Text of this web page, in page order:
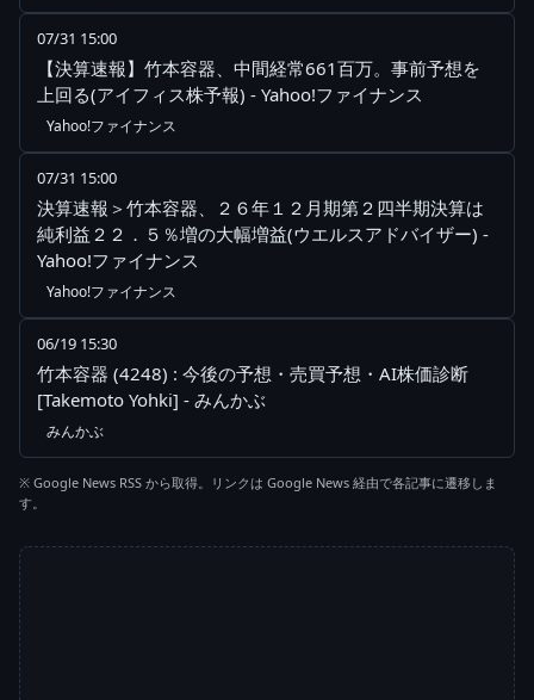
07/31 15:00
【決算速報】竹本容器、中間経常661百万。事前予想を
上回る(アイフィス株予報) - Yahoo!ファイナンス
Yahoo!ファイナンス
07/31 15:00
決算速報＞竹本容器、２６年１２月期第２四半期決算は
純利益２２．５％増の大幅増益(ウエルスアドバイザー) -
Yahoo!ファイナンス
Yahoo!ファイナンス
06/19 15:30
竹本容器 (4248) : 今後の予想・売買予想・AI株価診断
[Takemoto Yohki] - みんかぶ
みんかぶ
※ Google News RSS から取得。リンクは Google News 経由で各記事に遷移しま
す。